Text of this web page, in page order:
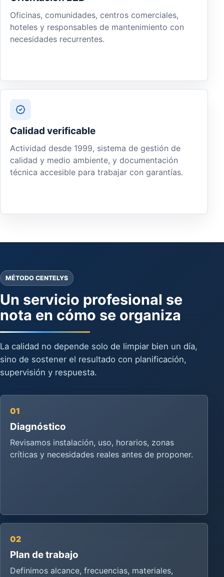
Oficinas, comunidades, centros comerciales,
hoteles y responsables de mantenimiento con
necesidades recurrentes.
Calidad verificable
Actividad desde 1999, sistema de gestión de
calidad y medio ambiente, y documentación
técnica accesible para trabajar con garantías.
MÉTODO CENTELYS
Un servicio profesional se
nota en cómo se organiza
La calidad no depende solo de limpiar bien un día,
sino de sostener el resultado con planificación,
supervisión y respuesta.
01
Diagnóstico
Revisamos instalación, uso, horarios, zonas
críticas y necesidades reales antes de proponer.
02
Plan de trabajo
Definimos alcance, frecuencias, materiales,